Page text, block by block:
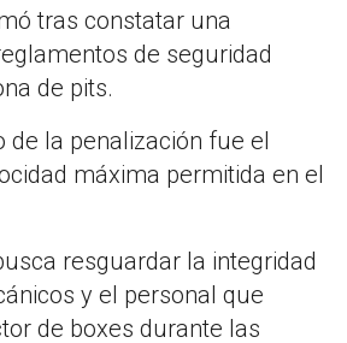
tras constatar una
de seguridad
de pits.
de la penalización fue el
máxima permitida en el
resguardar la integridad
y el personal que
de boxes durante las